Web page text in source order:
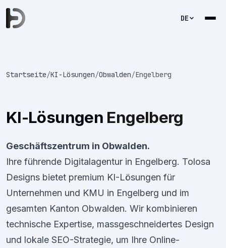
DE
Startseite/KI-Lösungen/Obwalden/Engelberg
KI-Lösungen Engelberg
Geschäftszentrum in Obwalden.
Ihre führende Digitalagentur in Engelberg. Tolosa
Designs bietet premium KI-Lösungen für
Unternehmen und KMU in Engelberg und im
gesamten Kanton Obwalden. Wir kombinieren
technische Expertise, massgeschneidertes Design
und lokale SEO-Strategie, um Ihre Online-